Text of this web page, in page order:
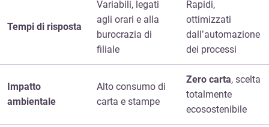
Tempi di risposta
Variabili, legati
agli orari e alla
burocrazia di
filiale
Rapidi,
ottimizzati
dall’automazione
dei processi
Impatto
ambientale
Alto consumo di
carta e stampe
Zero carta, scelta
totalmente
ecosostenibile